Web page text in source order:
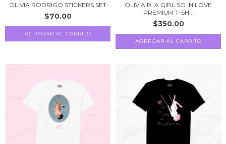
OLIVIA RODRIGO STICKERS SET
$70.00
AGREGAR AL CARRITO
OLIVIA R. A GIRL SO IN LOVE
PREMIUM T-SH...
$350.00
AGREGAR AL CARRITO